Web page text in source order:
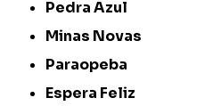
Pedra Azul
Minas Novas
Paraopeba
Espera Feliz